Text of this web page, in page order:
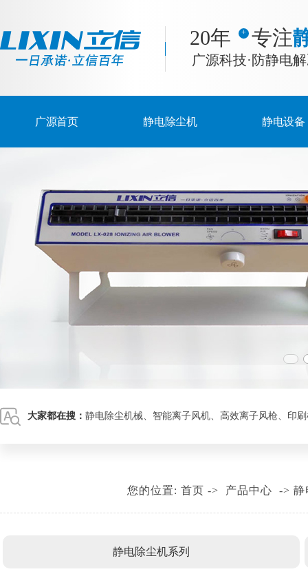
20年 专注
广源科技·防静电
广源首页 静电除尘机 静电设备
大家都在搜： 静电除尘机械、 智能离子风机、 高效离子风枪、 印
您的位置: 首页 -> 产品中心 -> 静
静电除尘机系列